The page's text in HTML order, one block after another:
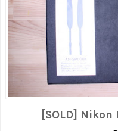
[SOLD] Nikon